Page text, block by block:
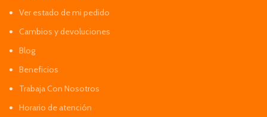
Ver estado de mi pedido
Cambios y devoluciones
Blog
Beneficios
Trabaja Con Nosotros
Horario de atención